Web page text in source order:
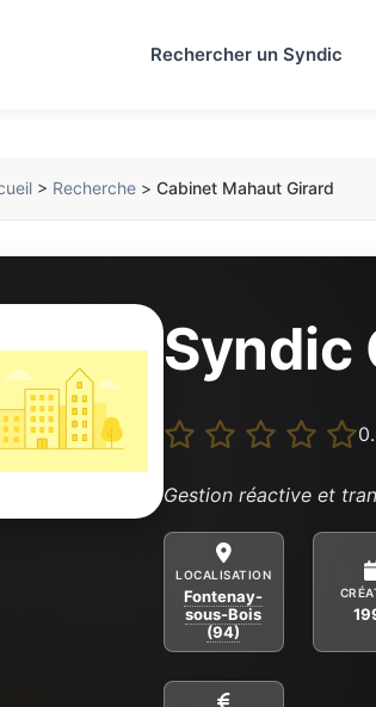
Rechercher un Syndic
> Recherche > Cabinet Mahaut Girard
Syndic
Gestion réactive et
LOCALISATION
Fontenay-
sous-Bois
(94)